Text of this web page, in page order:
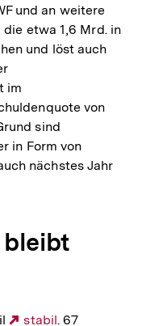
und an weitere
etwa 1,6 Mrd. in
und löst auch
im
von
sind
in Form von
nächstes Jahr
bleibt
Externer
stabil. 67